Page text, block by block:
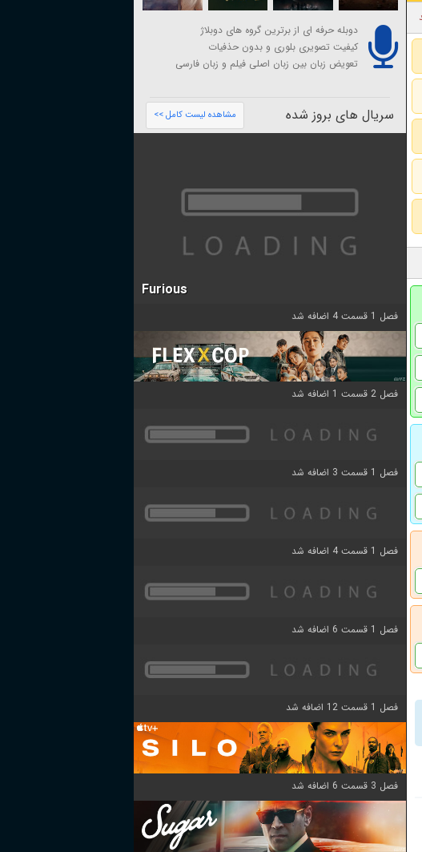
دوبله حرفه ای از برترین گروه های دوبلاژ
کیفیت تصویری بلوری و بدون حذفیات
تعویض زبان بین زبان اصلی فیلم و زبان فارسی
سریال های بروز شده مشاهده لیست کامل >>
Furious
فصل 1 قسمت 4 اضافه شد
فصل 2 قسمت 1 اضافه شد
فصل 1 قسمت 3 اضافه شد
فصل 1 قسمت 4 اضافه شد
فصل 1 قسمت 6 اضافه شد
فصل 1 قسمت 12 اضافه شد
فصل 3 قسمت 6 اضافه شد